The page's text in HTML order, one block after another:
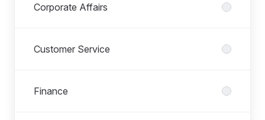
Corporate Affairs
Customer Service
Finance